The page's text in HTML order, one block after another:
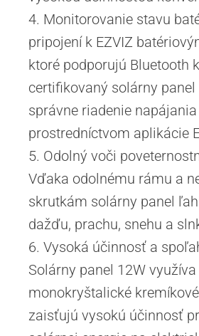
4. Monitorovanie stavu
pripojení k EZVIZ
ktoré podporujú Bluetooth
certifikovaný solárny
správne riadenie napájania
prostredníctvom aplikácie
5. Odolný voči
Vďaka odolnému rámu a
skrutkám solárny panel
dažďu, prachu, snehu a
6. Vysoká účinnosť a
Solárny panel 12W využíva
monokryštalické
zaisťujú vysokú účinnosť